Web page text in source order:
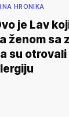
HRONIKA
je Lav
ženom sa
su